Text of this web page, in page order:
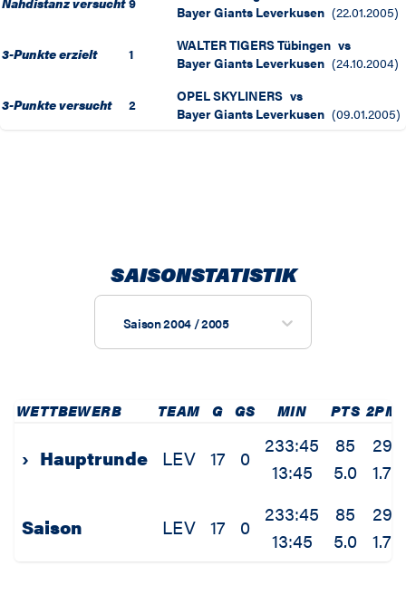
Bayer Giants Leverkusen (22.01.2005)
3-Punkte erzielt 1 WALTER TIGERS Tübingen vs
Bayer Giants Leverkusen (24.10.2004)
3-Punkte versucht 2 OPEL SKYLINERS vs
Bayer Giants Leverkusen (09.01.2005)
SAISONSTATISTIK
Saison 2004 / 2005
WETTBEWERB TEAM G GS MIN PTS 2PM
› Hauptrunde LEV 17 0
233:45
13:45
85
5.0
29
1.7
Saison LEV 17 0
233:45
13:45
85
5.0
29
1.7